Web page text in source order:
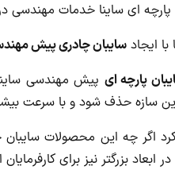
ای ساینا خدمات مهندسی
ایجاد سایبان چادریپیش
پارچه ای پیش مهندسی
سازه حذف شود و با سرعت
اگر چه این محصولات
بزرگتر نیز برای کارفرمایان